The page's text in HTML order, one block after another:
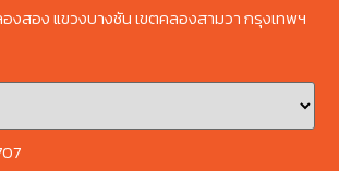
งสอง แขวงบางชัน เขตคลองสามวา กรุงเทพฯ